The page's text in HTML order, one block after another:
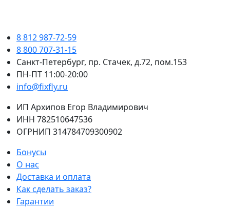
8 812 987-72-59
8 800 707-31-15
Санкт-Петербург, пр. Стачек, д.72, пом.153
ПН-ПТ 11:00-20:00
info@fixfly.ru
ИП Архипов Егор Владимирович
ИНН 782510647536
ОГРНИП 314784709300902
Бонусы
О нас
Доставка и оплата
Как сделать заказ?
Гарантии